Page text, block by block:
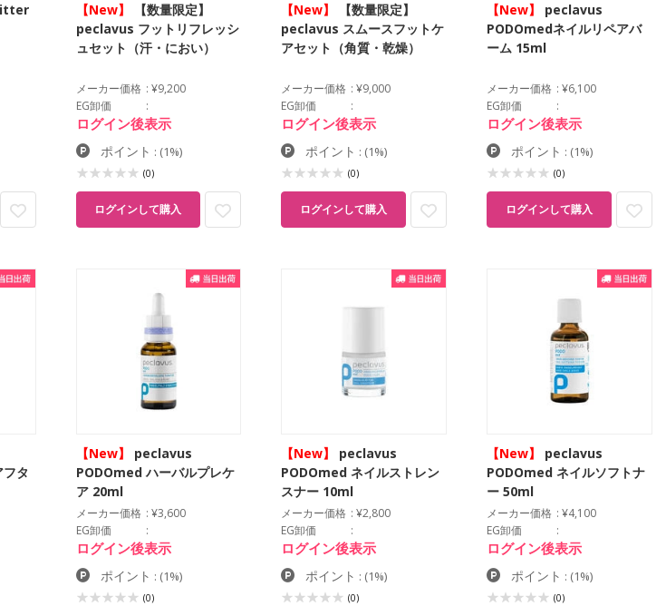
【New】
【数量限定】
peclavus フットリフレッシ
ュセット（汗・におい）
メーカー価格
¥9,200
EG卸価
ログイン後表示
ポイント : (1%)
(0)
ログインして購入
【New】
【数量限定】
peclavus スムースフットケ
アセット（角質・乾燥）
メーカー価格
¥9,000
EG卸価
ログイン後表示
ポイント : (1%)
(0)
ログインして購入
【New】
peclavus
PODOmedネイルリペアバ
ーム 15ml
メーカー価格
¥6,100
EG卸価
ログイン後表示
ポイント : (1%)
(0)
ログインして購入
タ
【New】
peclavus
PODOmed ハーバルプレケ
ア 20ml
メーカー価格
¥3,600
EG卸価
ログイン後表示
ポイント : (1%)
(0)
【New】
peclavus
PODOmed ネイルストレン
スナー 10ml
メーカー価格
¥2,800
EG卸価
ログイン後表示
ポイント : (1%)
(0)
【New】
peclavus
PODOmed ネイルソフトナ
ー 50ml
メーカー価格
¥4,100
EG卸価
ログイン後表示
ポイント : (1%)
(0)